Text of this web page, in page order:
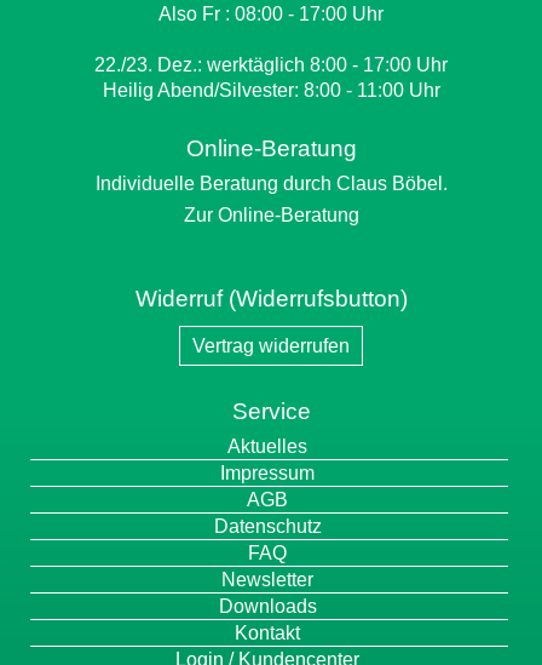
Also Fr : 08:00 - 17:00 Uhr
22./23. Dez.: werktäglich 8:00 - 17:00 Uhr
Heilig Abend/Silvester: 8:00 - 11:00 Uhr
Online-Beratung
Individuelle Beratung durch Claus Böbel.
Zur Online-Beratung
Widerruf (Widerrufsbutton)
Vertrag widerrufen
Service
Navigation
überspringen
Aktuelles
Impressum
AGB
Datenschutz
FAQ
Newsletter
Downloads
Kontakt
Login / Kundencenter